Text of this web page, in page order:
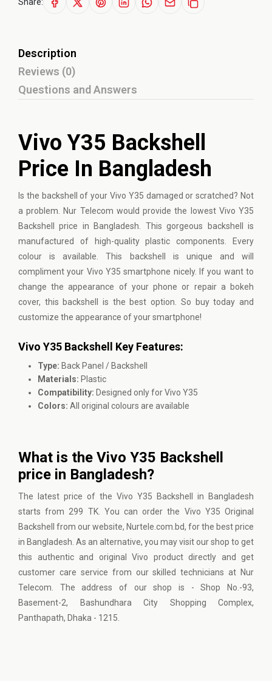
Description
Reviews (0)
Questions and Answers
Vivo Y35 Backshell
Price In Bangladesh
Is the backshell of your Vivo Y35 damaged or scratched? Not
a problem. Nur Telecom would provide the lowest Vivo Y35
Backshell price in Bangladesh. This gorgeous backshell is
manufactured of high-quality plastic components. Every
colour is available. This backshell is unique and will
compliment your Vivo Y35 smartphone nicely. If you want to
change the appearance of your phone or repair a bokeh
cover, this backshell is the best option. So buy today and
customize the appearance of your smartphone!
Vivo Y35 Backshell Key Features:
Type: Back Panel / Backshell
Materials: Plastic
Compatibility: Designed only for Vivo Y35
Colors: All original colours are available
What is the Vivo Y35 Backshell
price in Bangladesh?
The latest price of the Vivo Y35 Backshell in Bangladesh
starts from 299 TK. You can order the Vivo Y35 Original
Backshell from our website, Nurtele.com.bd, for the best price
in Bangladesh. As an alternative, you may visit our shop to get
this authentic and original Vivo product directly and get
customer care service from our skilled technicians at Nur
Telecom. The address of our shop is - Shop No.-93,
Basement-2, Bashundhara City Shopping Complex,
Panthapath, Dhaka - 1215.